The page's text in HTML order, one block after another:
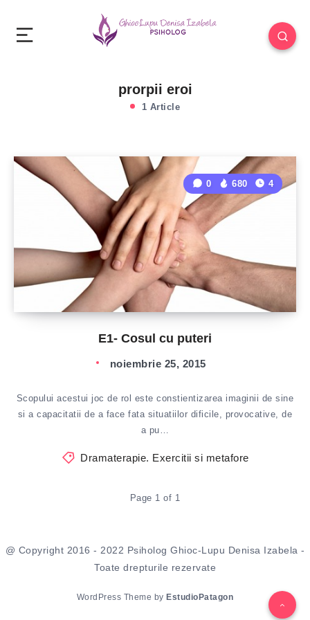
prorpii eroi
1 Article
E1- Cosul cu puteri
0 680 4
noiembrie 25, 2015
Scopului acestui joc de rol este constientizarea imaginii de sine
si a capacitatii de a face fata situatiilor dificile, provocative, de
a pu…
Dramaterapie. Exercitii si metafore
Page 1 of 1
@ Copyright 2016 - 2022 Psiholog Ghioc-Lupu Denisa Izabela -
Toate drepturile rezervate
WordPress Theme byEstudioPatagon